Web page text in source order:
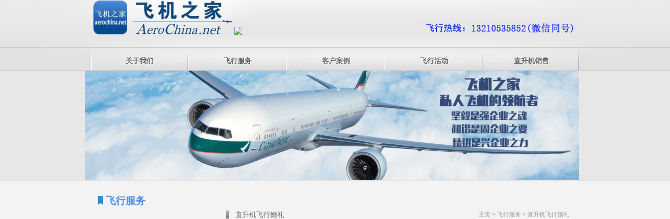
关于我们 飞行服务 客户案例 飞行活动 直升机销售
飞行服务
主页 > 飞行服务 > 直升机飞行婚礼
直升机飞行婚礼